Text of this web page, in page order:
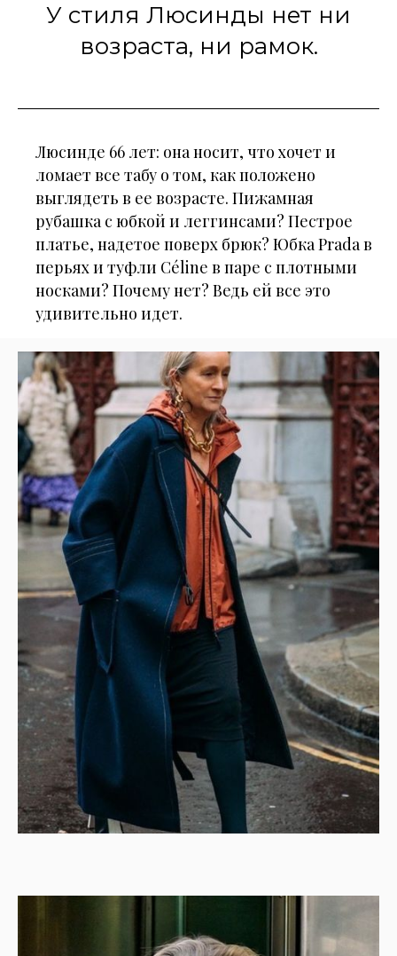
У стиля Люсинды нет ни
возраста, ни рамок.
Люсинде 66 лет: она носит, что хочет и
ломает все табу о том, как положено
выглядеть в ее возрасте. Пижамная
рубашка с юбкой и леггинсами? Пестрое
платье, надетое поверх брюк? Юбка Prada в
перьях и туфли Céline в паре с плотными
носками? Почему нет? Ведь ей все это
удивительно идет.